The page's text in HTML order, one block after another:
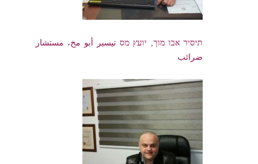
תיסיר אבו מוך, יועץ מס تيسير أبو مخ، مستشار
ضرائب